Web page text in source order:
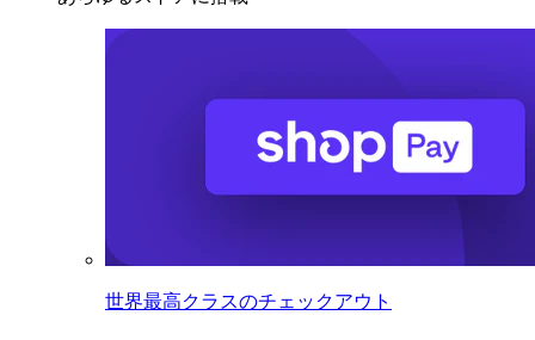
世界最高クラスのチェックアウト